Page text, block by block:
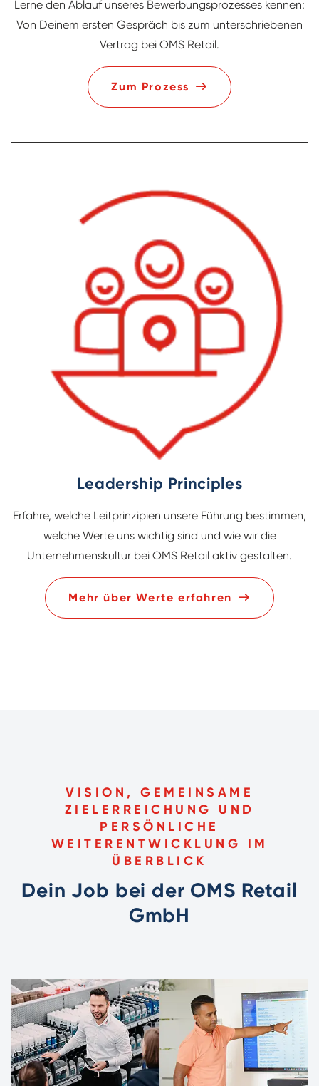
Lerne den Ablauf unseres Bewerbungsprozesses kennen:
Von Deinem ersten Gespräch bis zum unterschriebenen
Vertrag bei OMS Retail.
Zum Prozess
Leadership Principles
Erfahre, welche Leitprinzipien unsere Führung bestimmen,
welche Werte uns wichtig sind und wie wir die
Unternehmenskultur bei OMS Retail aktiv gestalten.
Mehr über Werte erfahren
VISION, GEMEINSAME
ZIELERREICHUNG UND
PERSÖNLICHE
WEITERENTWICKLUNG IM
ÜBERBLICK
Dein Job bei der OMS Retail
GmbH